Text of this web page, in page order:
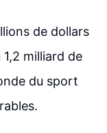
de dollars
milliard de
du sport